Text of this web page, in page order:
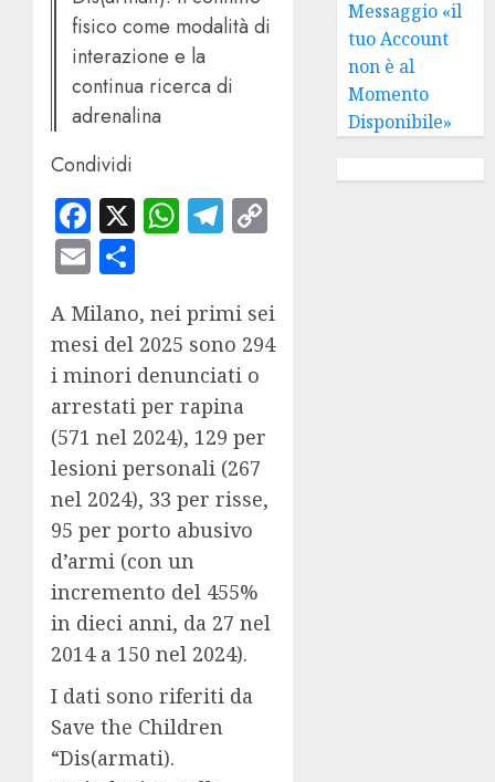
fisico come modalità di
interazione e la
continua ricerca di
adrenalina
Condividi
Facebook
X WhatsApp
Telegram
Email
A Milano, nei primi sei
mesi del 2025 sono 294
i minori denunciati o
arrestati per rapina
(571 nel 2024), 129 per
lesioni personali (267
nel 2024), 33 per risse,
95 per porto abusivo
d’armi (con un
incremento del 455%
in dieci anni, da 27 nel
2014 a 150 nel 2024).
I dati sono riferiti da
Save the Children
“Dis(armati).
Messaggio «il
tuo Account
non è al
Momento
Disponibile»